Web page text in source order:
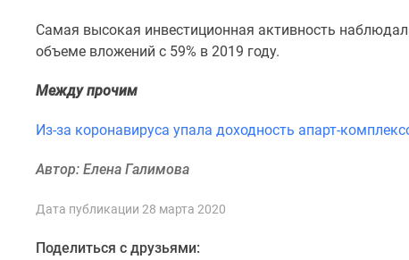
Ипотечный
калькулятор
ипотека
ипотека
программы
Новости
Мнение
Самая высокая инвестиционная активность
объеме вложений с 59% в 2019 году.
Между прочим
Из-за коронавируса упала доходность апарт-
Автор: Елена Галимова
Дата публикации 28 марта 2020
Поделиться с друзьями: